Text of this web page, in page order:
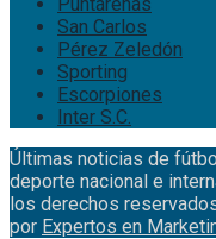
San Carlos
Pérez Zeledón
Sporting
Escorpiones
Inter S.C.
Últimas noticias de
deporte nacional e
los derechos
por Expertos en